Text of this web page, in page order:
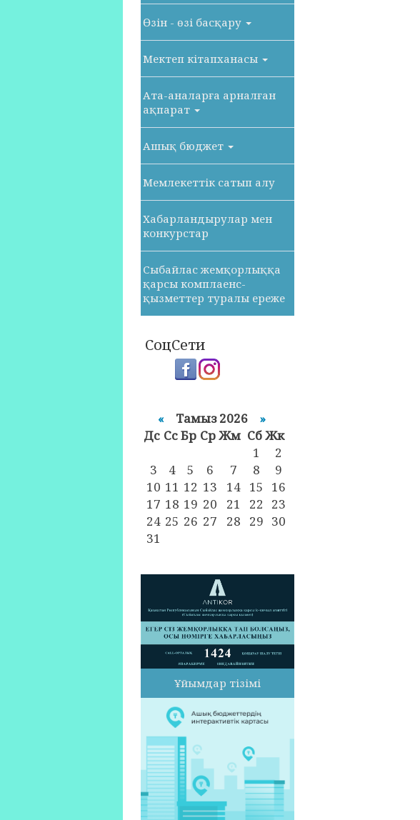
Өзін - өзі басқару
Мектеп кітапханасы
Ата-аналарға арналған
ақпарат
Ашық бюджет
Мемлекеттік сатып алу
Хабарландырулар мен
конкурстар
Сыбайлас жемқорлыққа
қарсы комплаенс-
қызметтер туралы ереже
СоцСети
« Тамыз 2026 »
Дс CcБр Ср Жм Сб Жк
1
2
3
4 5 6 7 8
9
10 11 12 13 14 15
16
17 18 19 20 21 22
23
24 25 26 27 28 29 30
31
Ұйымдар тізімі